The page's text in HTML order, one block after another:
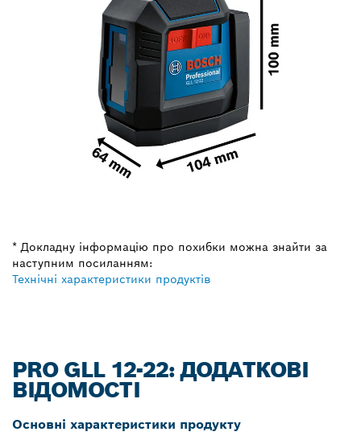
* Докладну інформацію про похибки можна знайти за
наступним посиланням:
Технічні характеристики продуктів
PRO GLL 12-22: ДОДАТКОВІ
ВІДОМОСТІ
Основні характеристики продукту